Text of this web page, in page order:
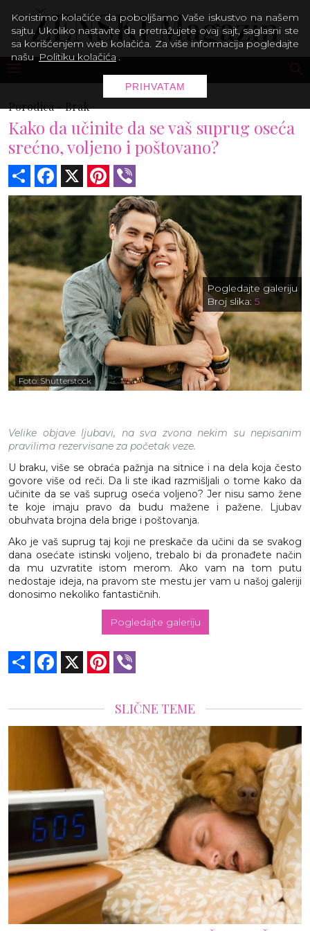
Porodica -Brak
Kako da učinite da se vaš suprug oseća
srećno, voljeno i poštovano?
Share Facebook Pinterest
Foto: Shutterstock
Pogledajte galeriju
Broj slika: 5
Velike objave ljubavi, na sva zvona nekim su nepisanim
pravilima rezervisane za početak veze.
U braku, više se obraća pažnja na sitnice i na dela koja često
govore više od reči. Da li ste ikad razmišljali o tome kako da
učinite da se vaš suprug oseća voljeno? Jer nisu samo žene
te koje imaju pravo da budu mažene i pažene. Ljubav
obuhvata brojna dela brige i poštovanja.
Ako je vaš suprug taj koji ne preskače da učini da se svakog
dana osećate istinski voljeno, trebalo bi da pronađete način
da mu uzvratite istom merom. Ako vam na tom putu
nedostaje ideja, na pravom ste mestu jer vam u našoj galeriji
donosimo nekoliko fantastičnih.
Pogledajte galeriju
Share Facebook Pinterest
SLIČNE TEME
Koristimo kolačiće da poboljšamo Vaše iskustvo na našem
sajtu. Ukoliko nastavite da pretražujete ovaj sajt, saglasni ste
sa korišćenjem web kolačića. Za više informacija pogledajte
našu Politiku kolačića .
PRIHVATAM